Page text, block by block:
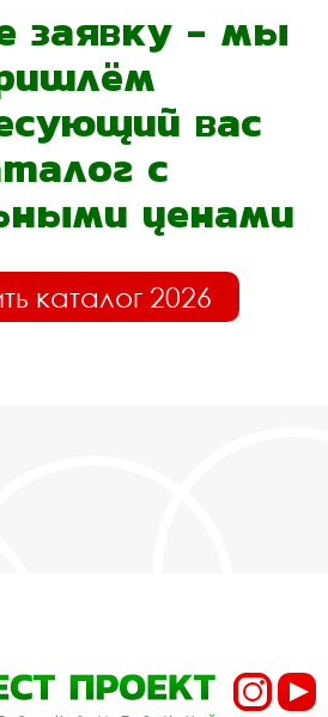
заявку - мы
вас
с
ценами
каталог 2026